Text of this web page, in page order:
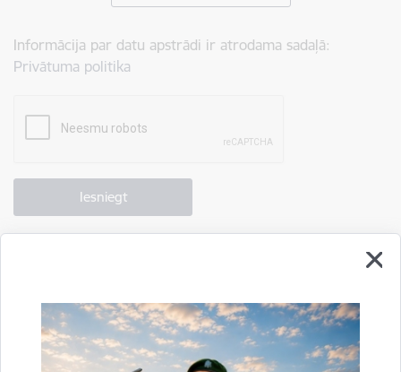
Informācija par datu apstrādi ir atrodama sadaļā:
Privātuma politika